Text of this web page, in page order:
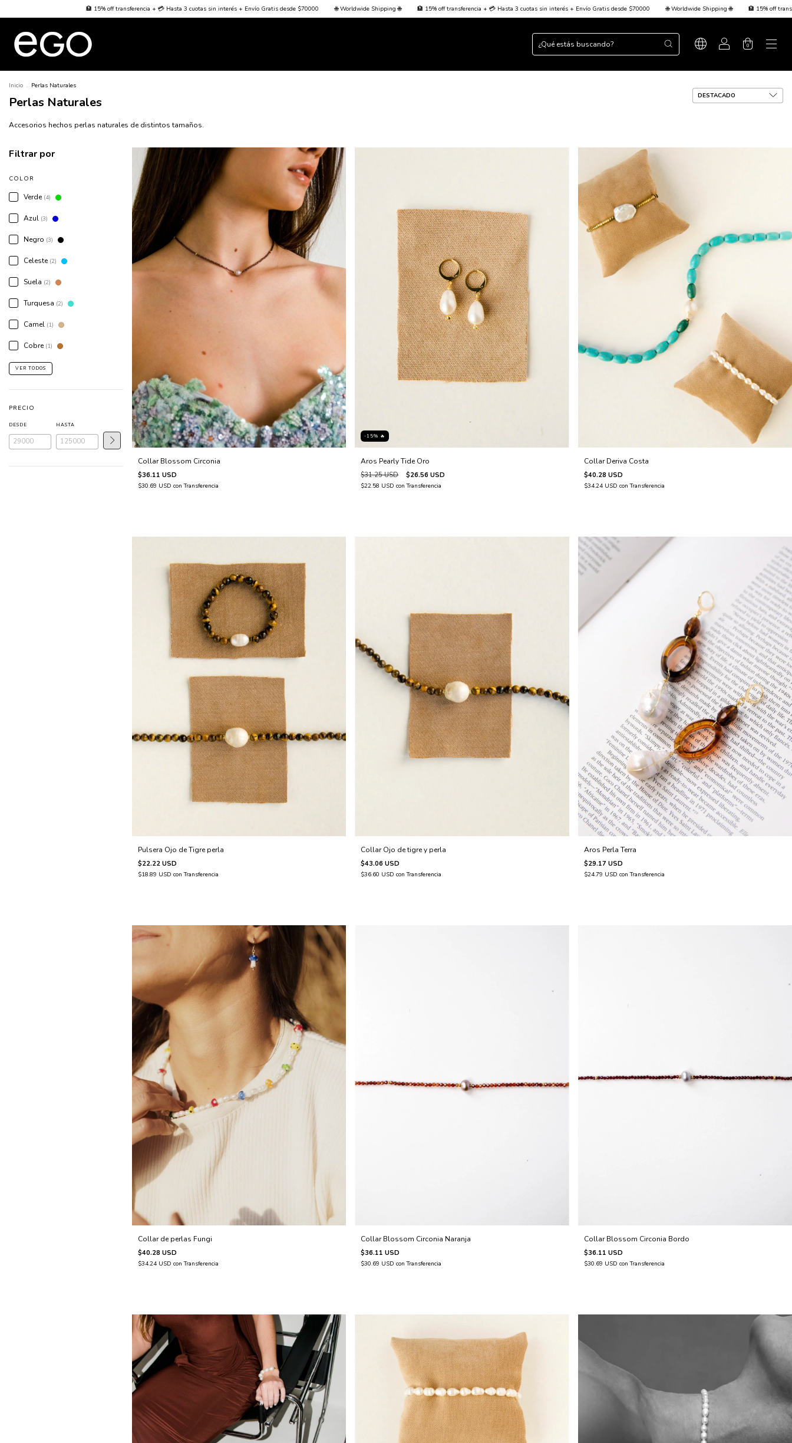
💳 Hasta 3 cuotas sin interés + Envío Gratis desde $70000 🌐 Worldwide Shipping 🌐 🏦 15% off transferencia + 💳 Hasta 3 cuotas sin interés + Envío Gratis desde $70000 🌐 Worldwide Shipping 🌐 🏦 15% off transferencia + 💳 Hasta 3 cuotas sin interés + Envío Gratis
0
Inicio . Perlas Naturales
Perlas Naturales
Accesorios hechos perlas naturales de distintos tamaños.
Filtrar por
COLOR
Verde (4)
Azul (3)
Negro (3)
Celeste (2)
Suela (2)
Turquesa (2)
Camel (1)
Cobre (1)
VER TODOS
PRECIO
DESDE HASTA
Collar Blossom Circonia
$36.11 USD
$30.69 USD con Transferencia
-15% 🔥
Aros Pearly Tide Oro
$31.25 USD $26.56 USD
$22.58 USDcon Transferencia
Collar Deriva Costa
$40.28 USD
$34.24 USD con Transferencia
Pulsera Ojo de Tigre perla
$22.22 USD
$18.89 USD con Transferencia
Collar Ojo de tigre y perla
$43.06 USD
$36.60 USDcon Transferencia
Aros Perla Terra
$29.17 USD
$24.79 USD con Transferencia
Collar de perlas Fungi
$40.28 USD
$34.24 USD con Transferencia
Collar Blossom Circonia Naranja
$36.11 USD
$30.69 USDcon Transferencia
Collar Blossom Circonia Bordo
$36.11 USD
$30.69 USD con Transferencia